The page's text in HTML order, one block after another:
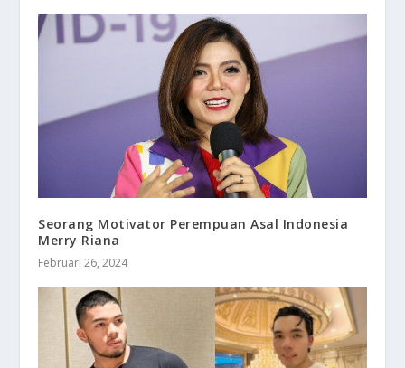
Seorang Motivator Perempuan Asal Indonesia
Merry Riana
Februari 26, 2024